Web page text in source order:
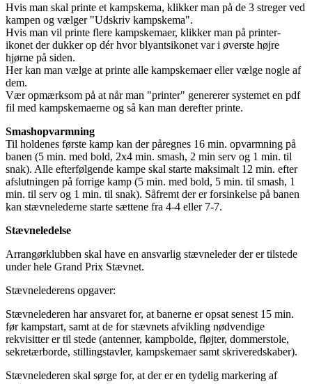
Hvis man skal printe et kampskema, klikker man på de 3 streger ved
kampen og vælger "Udskriv kampskema".
Hvis man vil printe flere kampskemaer, klikker man på printer-
ikonet der dukker op dér hvor blyantsikonet var i øverste højre
hjørne på siden.
Her kan man vælge at printe alle kampskemaer eller vælge nogle af
dem.
Vær opmærksom på at når man "printer" genererer systemet en pdf
fil med kampskemaerne og så kan man derefter printe.
Smashopvarmning
Til holdenes første kamp kan der påregnes 16 min. opvarmning på
banen (5 min. med bold, 2x4 min. smash, 2 min serv og 1 min. til
snak). Alle efterfølgende kampe skal starte maksimalt 12 min. efter
afslutningen på forrige kamp (5 min. med bold, 5 min. til smash, 1
min. til serv og 1 min. til snak). Såfremt der er forsinkelse på banen
kan stævnelederne starte sættene fra 4-4 eller 7-7.
Stævneledelse
Arrangørklubben skal have en ansvarlig stævneleder der er tilstede
under hele Grand Prix Stævnet.
Stævnelederens opgaver:
Stævnelederen har ansvaret for, at banerne er opsat senest 15 min.
før kampstart, samt at de for stævnets afvikling nødvendige
rekvisitter er til stede (antenner, kampbolde, fløjter, dommerstole,
sekretærborde, stillingstavler, kampskemaer samt skriveredskaber).
Stævnelederen skal sørge for, at der er en tydelig markering af